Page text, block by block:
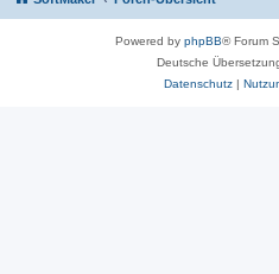
Powered by phpBB® Forum
Deutsche
Datenschutz|